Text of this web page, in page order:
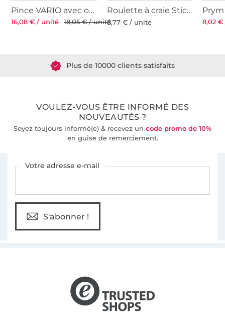
Pince VARIO avec outils à percer pour Ø 3 et 4 mm
16,08 € / unité 18,05 € / unité
Roulette à craie Stick ergonomic
8,77 € / unité 8,02
Plus de 10000 clients satisfaits
VOULEZ-VOUS ÊTRE INFORMÉ DES
NOUVEAUTÉS ?
Soyez toujours informé(e) & recevez un code promo de 10%
en guise de remerciement.
Votre adresse e-mail
S'abonner !